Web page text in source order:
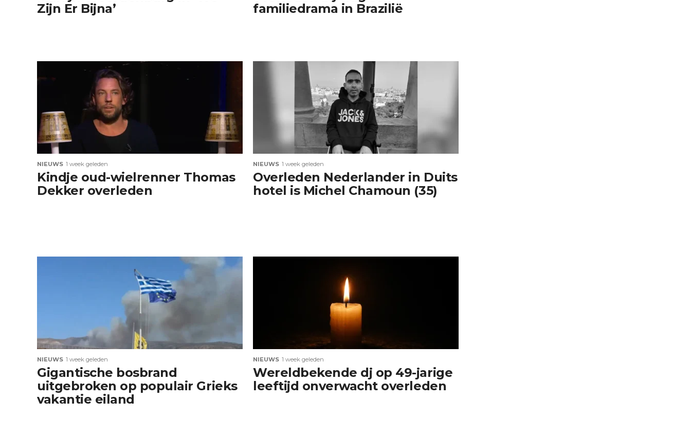
Zijn Er Bijna’
familiedrama in Brazilië
NIEUWS 1 week geleden
Kindje oud-wielrenner Thomas
Dekker overleden
NIEUWS 1 week geleden
Overleden Nederlander in Duits
hotel is Michel Chamoun (35)
NIEUWS 1 week geleden
Gigantische bosbrand
uitgebroken op populair Grieks
vakantie eiland
NIEUWS 1 week geleden
Wereldbekende dj op 49-jarige
leeftijd onverwacht overleden